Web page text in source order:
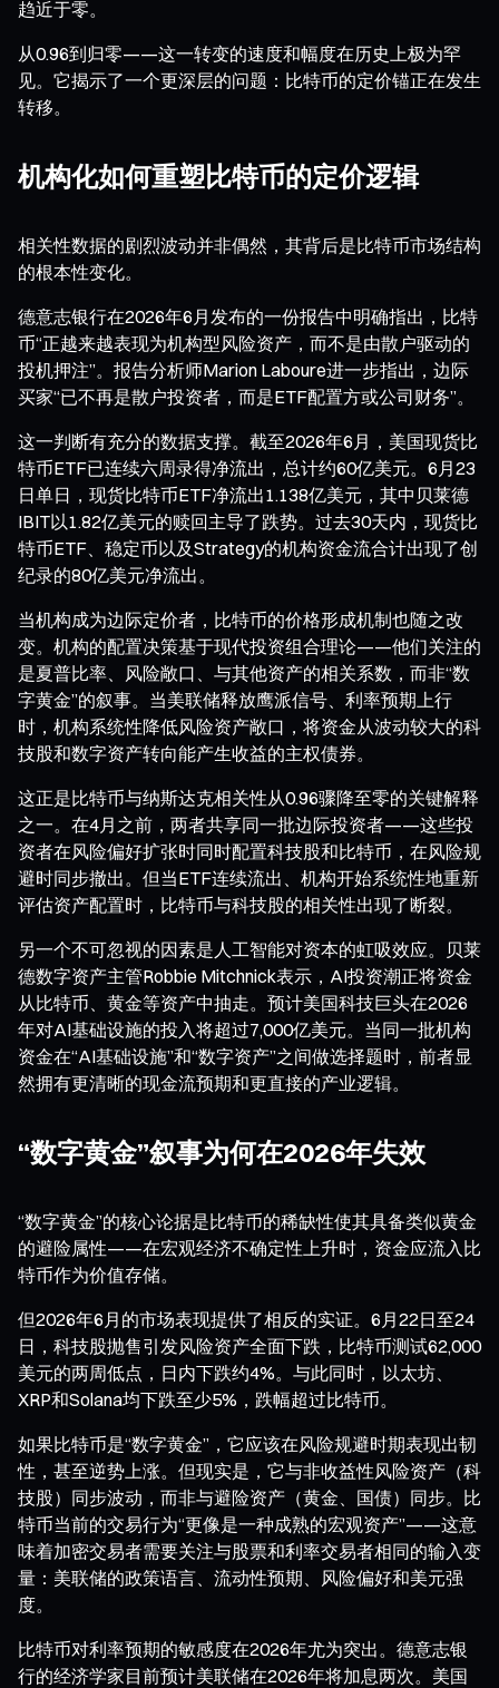
趋近于零。
从0.96到归零——这一转变的速度和幅度在历史上极为罕
见。它揭示了一个更深层的问题：比特币的定价锚正在发生
转移。
机构化如何重塑比特币的定价逻辑
相关性数据的剧烈波动并非偶然，其背后是比特币市场结构
的根本性变化。
德意志银行在2026年6月发布的一份报告中明确指出，比特
币“正越来越表现为机构型风险资产，而不是由散户驱动的
投机押注”。报告分析师Marion Laboure进一步指出，边际
买家“已不再是散户投资者，而是ETF配置方或公司财务”。
这一判断有充分的数据支撑。截至2026年6月，美国现货比
特币ETF已连续六周录得净流出，总计约60亿美元。6月23
日单日，现货比特币ETF净流出1.138亿美元，其中贝莱德
IBIT以1.82亿美元的赎回主导了跌势。过去30天内，现货比
特币ETF、稳定币以及Strategy的机构资金流合计出现了创
纪录的80亿美元净流出。
当机构成为边际定价者，比特币的价格形成机制也随之改
变。机构的配置决策基于现代投资组合理论——他们关注的
是夏普比率、风险敞口、与其他资产的相关系数，而非“数
字黄金”的叙事。当美联储释放鹰派信号、利率预期上行
时，机构系统性降低风险资产敞口，将资金从波动较大的科
技股和数字资产转向能产生收益的主权债券。
这正是比特币与纳斯达克相关性从0.96骤降至零的关键解释
之一。在4月之前，两者共享同一批边际投资者——这些投
资者在风险偏好扩张时同时配置科技股和比特币，在风险规
避时同步撤出。但当ETF连续流出、机构开始系统性地重新
评估资产配置时，比特币与科技股的相关性出现了断裂。
另一个不可忽视的因素是人工智能对资本的虹吸效应。贝莱
德数字资产主管Robbie Mitchnick表示，AI投资潮正将资金
从比特币、黄金等资产中抽走。预计美国科技巨头在2026
年对AI基础设施的投入将超过7,000亿美元。当同一批机构
资金在“AI基础设施”和“数字资产”之间做选择题时，前者显
然拥有更清晰的现金流预期和更直接的产业逻辑。
“数字黄金”叙事为何在2026年失效
“数字黄金”的核心论据是比特币的稀缺性使其具备类似黄金
的避险属性——在宏观经济不确定性上升时，资金应流入比
特币作为价值存储。
但2026年6月的市场表现提供了相反的实证。6月22日至24
日，科技股抛售引发风险资产全面下跌，比特币测试62,000
美元的两周低点，日内下跌约4%。与此同时，以太坊、
XRP和Solana均下跌至少5%，跌幅超过比特币。
如果比特币是“数字黄金”，它应该在风险规避时期表现出韧
性，甚至逆势上涨。但现实是，它与非收益性风险资产（科
技股）同步波动，而非与避险资产（黄金、国债）同步。比
特币当前的交易行为“更像是一种成熟的宏观资产”——这意
味着加密交易者需要关注与股票和利率交易者相同的输入变
量：美联储的政策语言、流动性预期、风险偏好和美元强
度。
比特币对利率预期的敏感度在2026年尤为突出。德意志银
行的经济学家目前预计美联储在2026年将加息两次。美国